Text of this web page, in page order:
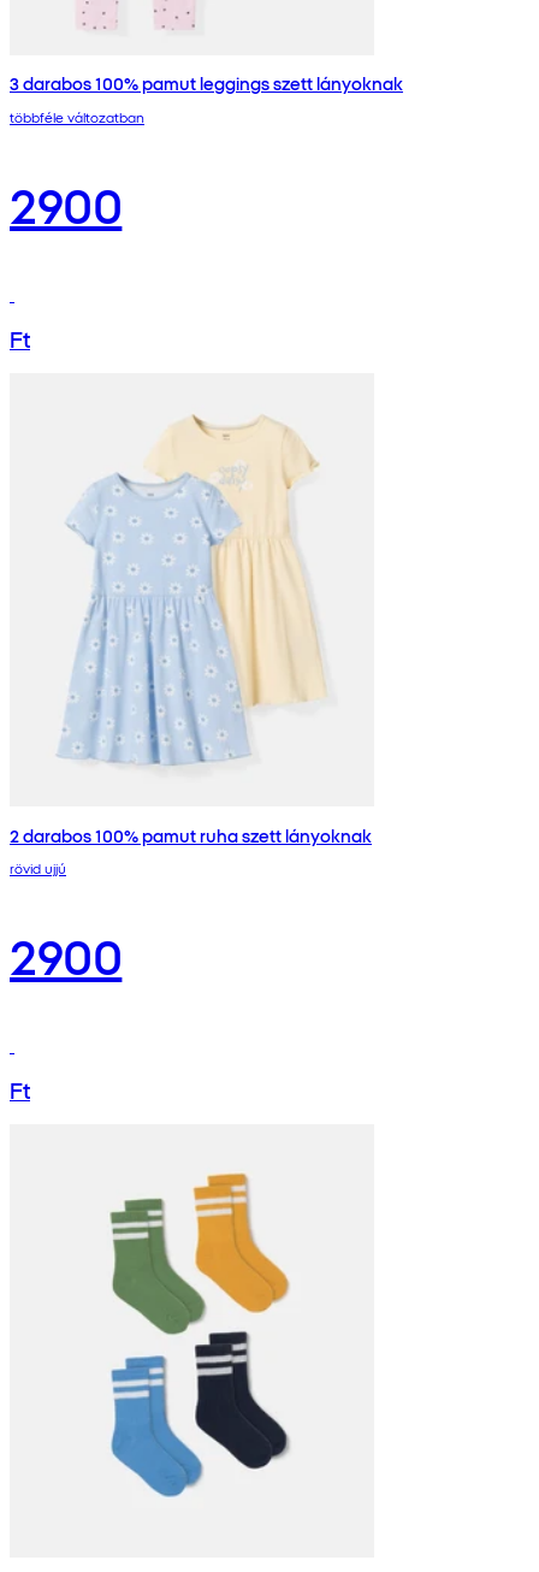
3 darabos 100% pamut leggings szett lányoknak
többféle változatban
2900
Ft
2 darabos 100% pamut ruha szett lányoknak
rövid ujjú
2900
Ft